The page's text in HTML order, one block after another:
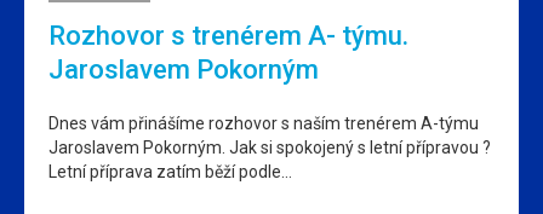
Rozhovor s trenérem A- týmu.
Jaroslavem Pokorným
Dnes vám přinášíme rozhovor s naším trenérem A-týmu
Jaroslavem Pokorným. Jak si spokojený s letní přípravou ?
Letní příprava zatím běží podle…